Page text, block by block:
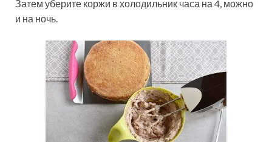
Затем уберите коржи в холодильник часа на 4, можно
и на ночь.